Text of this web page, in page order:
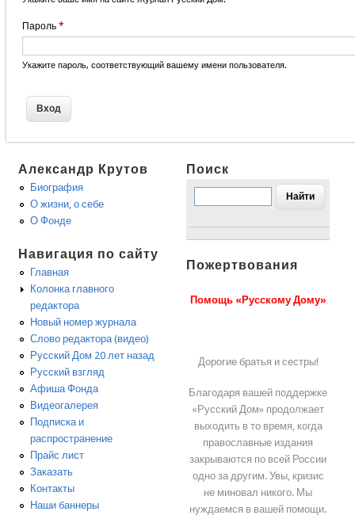
Пароль *
Укажите пароль, соответствующий вашему имени пользователя.
Александр Крутов
Биография
О жизни, о себе
О Фонде
Навигация по сайту
Главная
Колонка главного
редактора
Новый номер журнала
Слово редактора (видео)
Русский Дом 20 лет назад
Русский взгляд
Афиша Фонда
Видеогалерея
Подписка и
распространение
Прайс лист
Заказать
Контакты
Наши баннеры
Поиск
Пожертвования
Помощь «Русскому Дому»
Дорогие братья и сестры!
Благодаря вашей поддержке
«Русский Дом» продолжает
выходить в то время, когда
православные издания
закрываются по всей России
одно за другим. Увы, кризис
не миновал никого. Мы
нуждаемся в вашей помощи.